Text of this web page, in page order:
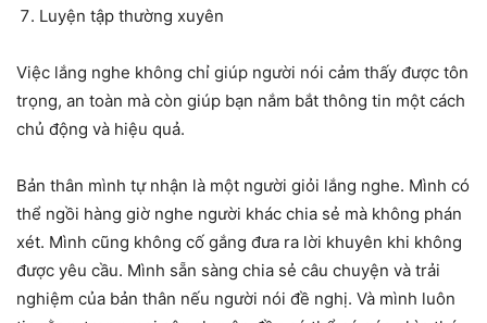
Luyện tập thường xuyên
Việc lắng nghe không chỉ giúp người nói cảm thấy được tôn
trọng, an toàn mà còn giúp bạn nắm bắt thông tin một cách
chủ động và hiệu quả.
Bản thân mình tự nhận là một người giỏi lắng nghe. Mình có
thể ngồi hàng giờ nghe người khác chia sẻ mà không phán
xét. Mình cũng không cố gắng đưa ra lời khuyên khi không
được yêu cầu. Mình sẵn sàng chia sẻ câu chuyện và trải
nghiệm của bản thân nếu người nói đề nghị. Và mình luôn